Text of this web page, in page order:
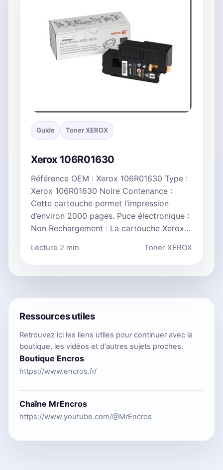
Guide Toner XEROX
Xerox 106R01630
Référence OEM : Xerox 106R01630 Type :
Xerox 106R01630 Noire Contenance :
Cette cartouche permet l’impression
d’environ 2000 pages. Puce électronique :
Non Rechargement : La cartouche Xerox…
Lecture 2 min Toner XEROX
Ressources utiles
Retrouvez ici les liens utiles pour continuer avec la
boutique, les vidéos et d'autres sujets proches.
Boutique Encros
https://www.encros.fr/
Chaîne MrEncros
https://www.youtube.com/@MrEncros